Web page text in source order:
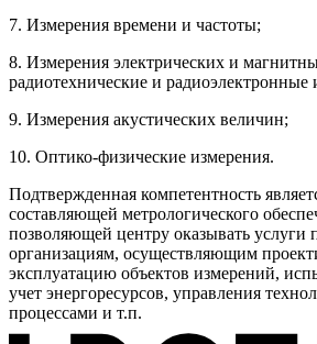
7. Измерения времени и частоты;
8. Измерения электрических и
радиотехнические и радиоэлектронные
9. Измерения акустических величин;
10. Оптико-физические измерения.
Подтвержденная компетентность
составляющей метрологического
позволяющей центру оказывать услуги
организациям, осуществляющим
эксплуатацию объектов измерений,
учет энергоресурсов, управления
процессами и т.п.